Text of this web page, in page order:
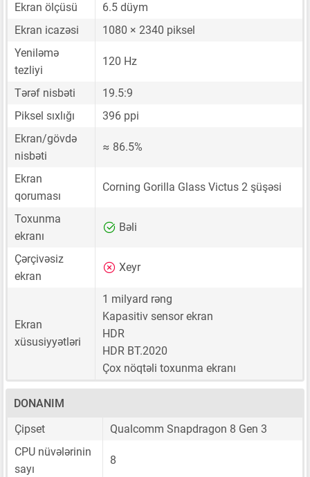
Ekran ölçüsü
6.5 düym
Ekran icazəsi
1080 × 2340 piksel
Yeniləmə
tezliyi
120 Hz
Tərəf nisbəti
19.5:9
Piksel sıxlığı
396 ppi
Ekran/gövdə
nisbəti
≈ 86.5%
Ekran
qoruması
Corning Gorilla Glass Victus 2 şüşəsi
Toxunma
ekranı
Bəli
Çərçivəsiz
ekran
Xeyr
Ekran
xüsusiyyətləri
1 milyard rəng
Kapasitiv sensor ekran
HDR
HDR BT.2020
Çox nöqtəli toxunma ekranı
DONANIM
Çipset
Qualcomm Snapdragon 8 Gen 3
CPU nüvələrinin
sayı
8